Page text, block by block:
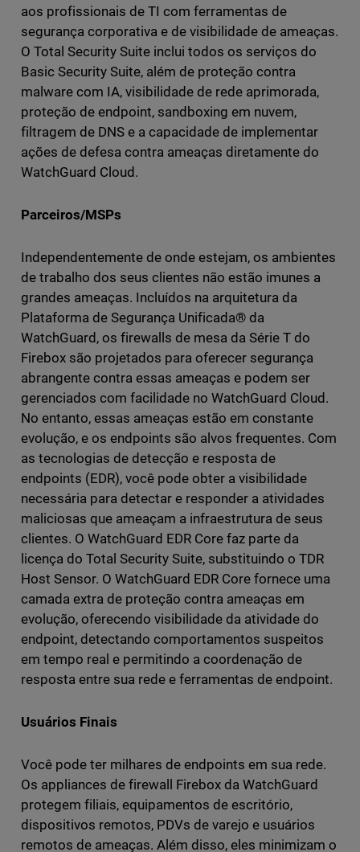
aos profissionais de TI com ferramentas de
segurança corporativa e de visibilidade de ameaças.
O Total Security Suite inclui todos os serviços do
Basic Security Suite, além de proteção contra
malware com IA, visibilidade de rede aprimorada,
proteção de endpoint, sandboxing em nuvem,
filtragem de DNS e a capacidade de implementar
ações de defesa contra ameaças diretamente do
WatchGuard Cloud.
Parceiros/MSPs
Independentemente de onde estejam, os ambientes
de trabalho dos seus clientes não estão imunes a
grandes ameaças. Incluídos na arquitetura da
Plataforma de Segurança Unificada® da
WatchGuard, os firewalls de mesa da Série T do
Firebox são projetados para oferecer segurança
abrangente contra essas ameaças e podem ser
gerenciados com facilidade no WatchGuard Cloud.
No entanto, essas ameaças estão em constante
evolução, e os endpoints são alvos frequentes. Com
as tecnologias de detecção e resposta de
endpoints (EDR), você pode obter a visibilidade
necessária para detectar e responder a atividades
maliciosas que ameaçam a infraestrutura de seus
clientes. O WatchGuard EDR Core faz parte da
licença do Total Security Suite, substituindo o TDR
Host Sensor. O WatchGuard EDR Core fornece uma
camada extra de proteção contra ameaças em
evolução, oferecendo visibilidade da atividade do
endpoint, detectando comportamentos suspeitos
em tempo real e permitindo a coordenação de
resposta entre sua rede e ferramentas de endpoint.
Usuários Finais
Você pode ter milhares de endpoints em sua rede.
Os appliances de firewall Firebox da WatchGuard
protegem filiais, equipamentos de escritório,
dispositivos remotos, PDVs de varejo e usuários
remotos de ameaças. Além disso, eles minimizam o